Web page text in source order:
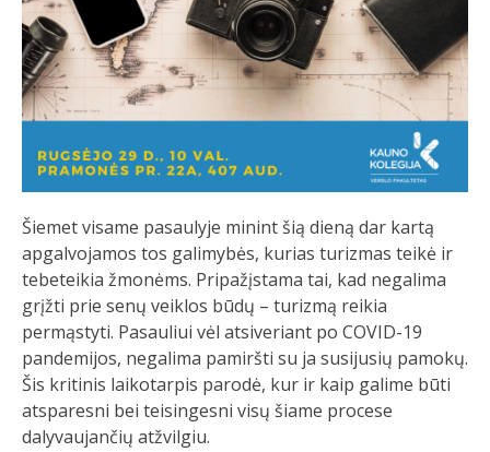
Šiemet visame pasaulyje minint šią dieną dar kartą
apgalvojamos tos galimybės, kurias turizmas teikė ir
tebeteikia žmonėms. Pripažįstama tai, kad negalima
grįžti prie senų veiklos būdų – turizmą reikia
permąstyti. Pasauliui vėl atsiveriant po COVID-19
pandemijos, negalima pamiršti su ja susijusių pamokų.
Šis kritinis laikotarpis parodė, kur ir kaip galime būti
atsparesni bei teisingesni visų šiame procese
dalyvaujančių atžvilgiu.